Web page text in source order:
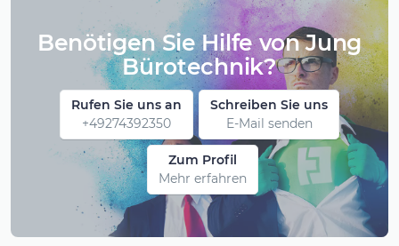
Benötigen Sie Hilfe von Jung
Bürotechnik?
Rufen Sie uns an
+49274392350
Schreiben Sie uns
E-Mail senden
Zum Profil
Mehr erfahren